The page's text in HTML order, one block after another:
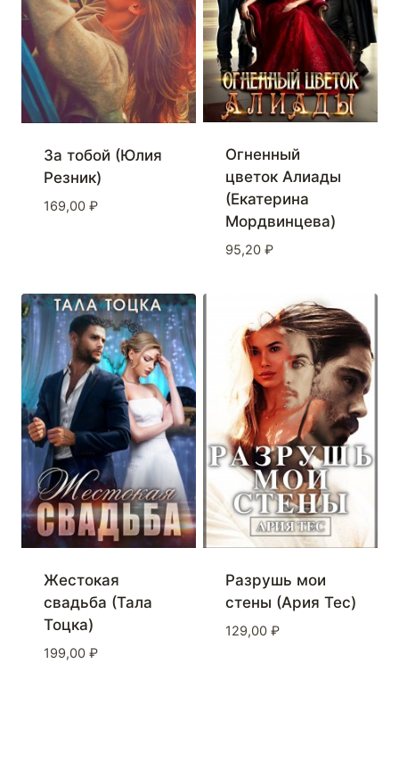
За тобой (Юлия
Резник)
169,00 ₽
Огненный
цветок Алиады
(Екатерина
Мордвинцева)
95,20 ₽
Жестокая
свадьба (Тала
Тоцка)
199,00 ₽
Разрушь мои
стены (Ария Тес)
129,00 ₽